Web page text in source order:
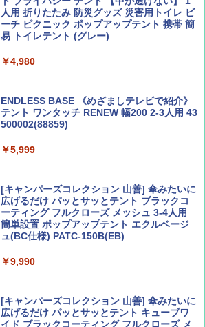
AIRLINE（エアライン）2026年9月号【特
集】ボーイング110周年を祝して！
￥1,760
球の歩き方A ヨーロッパ
A26 地球の歩き方 チェコ ポーランド スロヴ
ァキア 2026～2027 地球の歩き方A ヨーロッ
人用 折りたたみ 防災グッズ 災害用トイレ ビ
ーチ ピクニック ポップアップテント 携帯 簡
易 トイレテント (グレー)
￥4,980
ENDLESS BASE 《めざましテレビで紹介》
テント ワンタッチ RENEW 幅200 2-3人用 43
500002(88859)
￥5,999
[キャンパーズコレクション 山善] 傘みたいに
広げるだけ パッとサッとテント ブラックコ
ーティング フルクローズ メッシュ 3-4人用
簡単設置 ポップアップテント エクルベージ
ュ(BC仕様) PATC-150B(EB)
￥9,990
[キャンパーズコレクション 山善] 傘みたいに
広げるだけ パッとサッとテント キューブワ
イド ブラックコーティング フルクローズ メ